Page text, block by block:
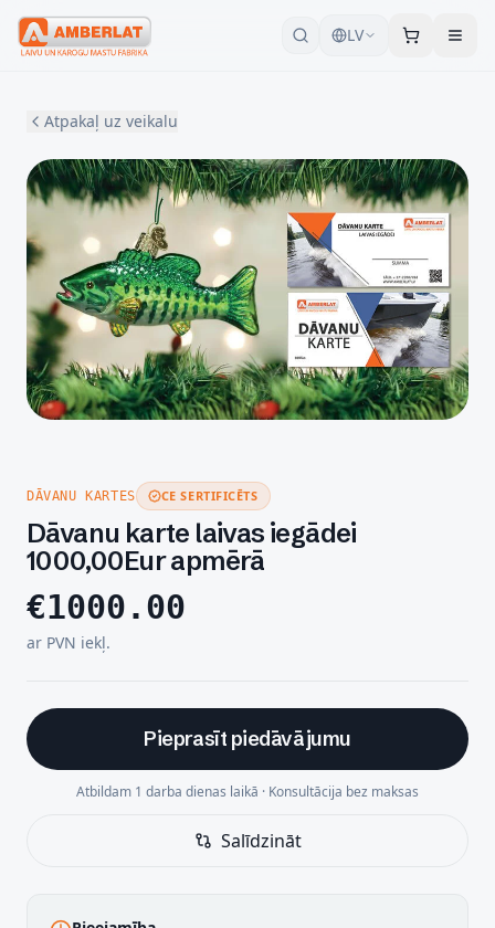
LV
Atpakaļ uz veikalu
DĀVANU KARTES CE SERTIFICĒTS
Dāvanu karte laivas iegādei
1000,00Eur apmērā
€1000.00
ar PVN iekļ.
Pieprasīt piedāvājumu
Atbildam 1 darba dienas laikā · Konsultācija bez maksas
Salīdzināt